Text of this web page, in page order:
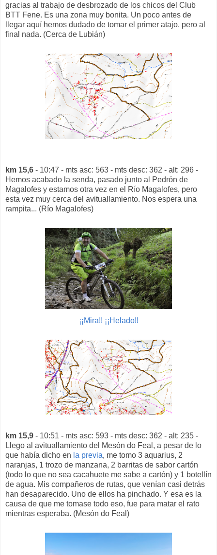
gracias al trabajo de desbrozado de los chicos del Club
BTT Fene. Es una zona muy bonita. Un poco antes de
llegar aquí hemos dudado de tomar el primer atajo, pero al
final nada. (Cerca de Lubián)
km 15,6 - 10:47 - mts asc: 563 - mts desc: 362 - alt: 296 -
Hemos acabado la senda, pasado junto al Pedrón de
Magalofes y estamos otra vez en el Río Magalofes, pero
esta vez muy cerca del avituallamiento. Nos espera una
rampita... (Río Magalofes)
¡¡Mira!! ¡¡Helado!!
km 15,9 - 10:51 - mts asc: 593 - mts desc: 362 - alt: 235 -
Llego al avituallamiento del Mesón do Feal, a pesar de lo
que había dicho en la previa, me tomo 3 aquarius, 2
naranjas, 1 trozo de manzana, 2 barritas de sabor cartón
(todo lo que no sea cacahuete me sabe a cartón) y 1 botellín
de agua. Mis compañeros de rutas, que venían casi detrás
han desaparecido. Uno de ellos ha pinchado. Y esa es la
causa de que me tomase todo eso, fue para matar el rato
mientras esperaba. (Mesón do Feal)